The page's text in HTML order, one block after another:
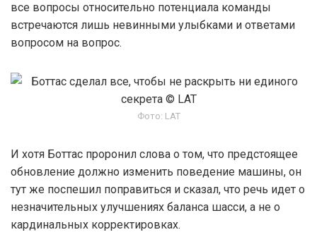
все вопросы относительно потенциала команды
встречаются лишь невинными улыбками и ответами
вопросом на вопрос.
Фото: LAT
И хотя Боттас проронил слова о том, что предстоящее
обновление должно изменить поведение машины, он
тут же поспешил поправиться и сказал, что речь идет о
незначительных улучшениях баланса шасси, а не о
кардинальных корректировках.